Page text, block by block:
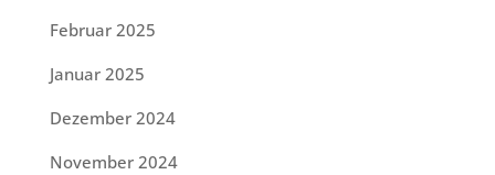
Februar 2025
Januar 2025
Dezember 2024
November 2024